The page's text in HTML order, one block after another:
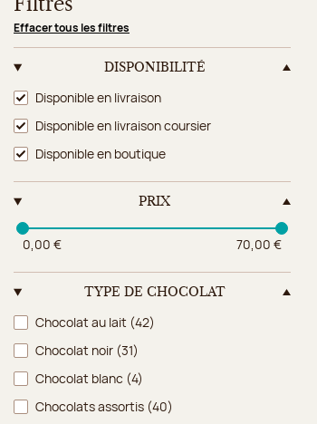
Filtres
Effacer tous les filtres
DISPONIBILITÉ
Disponibilité
Disponible en livraison
Disponible en livraison coursier
Disponible en boutique
PRIX
0,00 € 70,00 €
TYPE DE CHOCOLAT
Type de chocolat
Chocolat au lait (42)
Chocolat noir (31)
Chocolat blanc (4)
Chocolats assortis (40)